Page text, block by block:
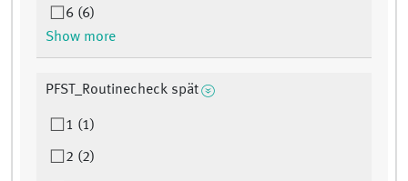
6 (6)
Show more
PFST_Routinecheck spät
1 (1)
2 (2)